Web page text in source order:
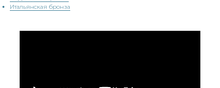
Итальянская бронза